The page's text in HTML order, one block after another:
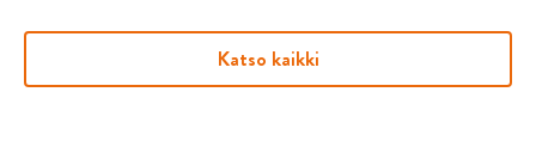
Katso kaikki